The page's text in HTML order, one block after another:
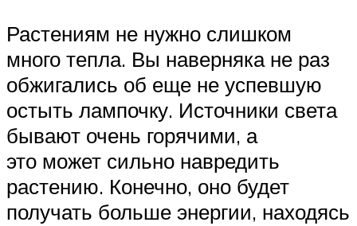
Растениям не нужно слишком
много тепла. Вы наверняка не раз
обжигались об еще не успевшую
остыть лампочку. Источники света
бывают очень горячими, а
это может сильно навредить
растению. Конечно, оно будет
получать больше энергии, находясь